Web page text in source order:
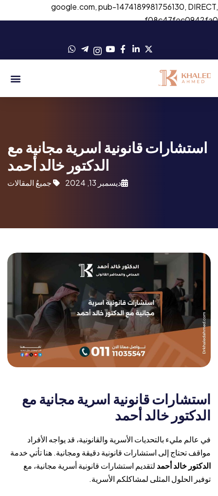
google.com, pub-1474189981756130,
استشارات قانونية اسرية مجانية مع
الدكتور خالد أحمد
ديسمبر 13, 2024 جميعُ المقالات
استشارات قانونية اسرية مجانية مع
الدكتور خالد أحمد
في عالم مليء بالتحديات الأسرية والقانونية، قد يواجه الأفراد
مواقف تحتاج إلى استشارات قانونية دقيقة ومجانية. هنا تأتي خدمة
الدكتور خالد أحمدلتقديم استشارات قانونية أسرية مجانية، مع
توفير الحلول المثلى لمشاكلكم الأسرية.